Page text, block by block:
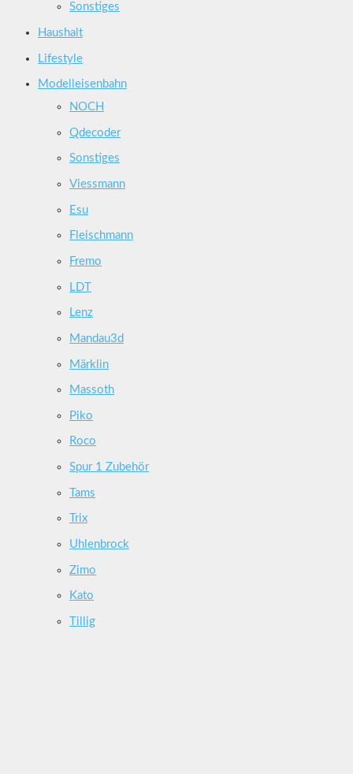
Sonstiges
Haushalt
Lifestyle
Modelleisenbahn
NOCH
Qdecoder
Sonstiges
Viessmann
Esu
Fleischmann
Fremo
LDT
Lenz
Mandau3d
Märklin
Massoth
Piko
Roco
Spur 1 Zubehör
Tams
Trix
Uhlenbrock
Zimo
Kato
Tillig